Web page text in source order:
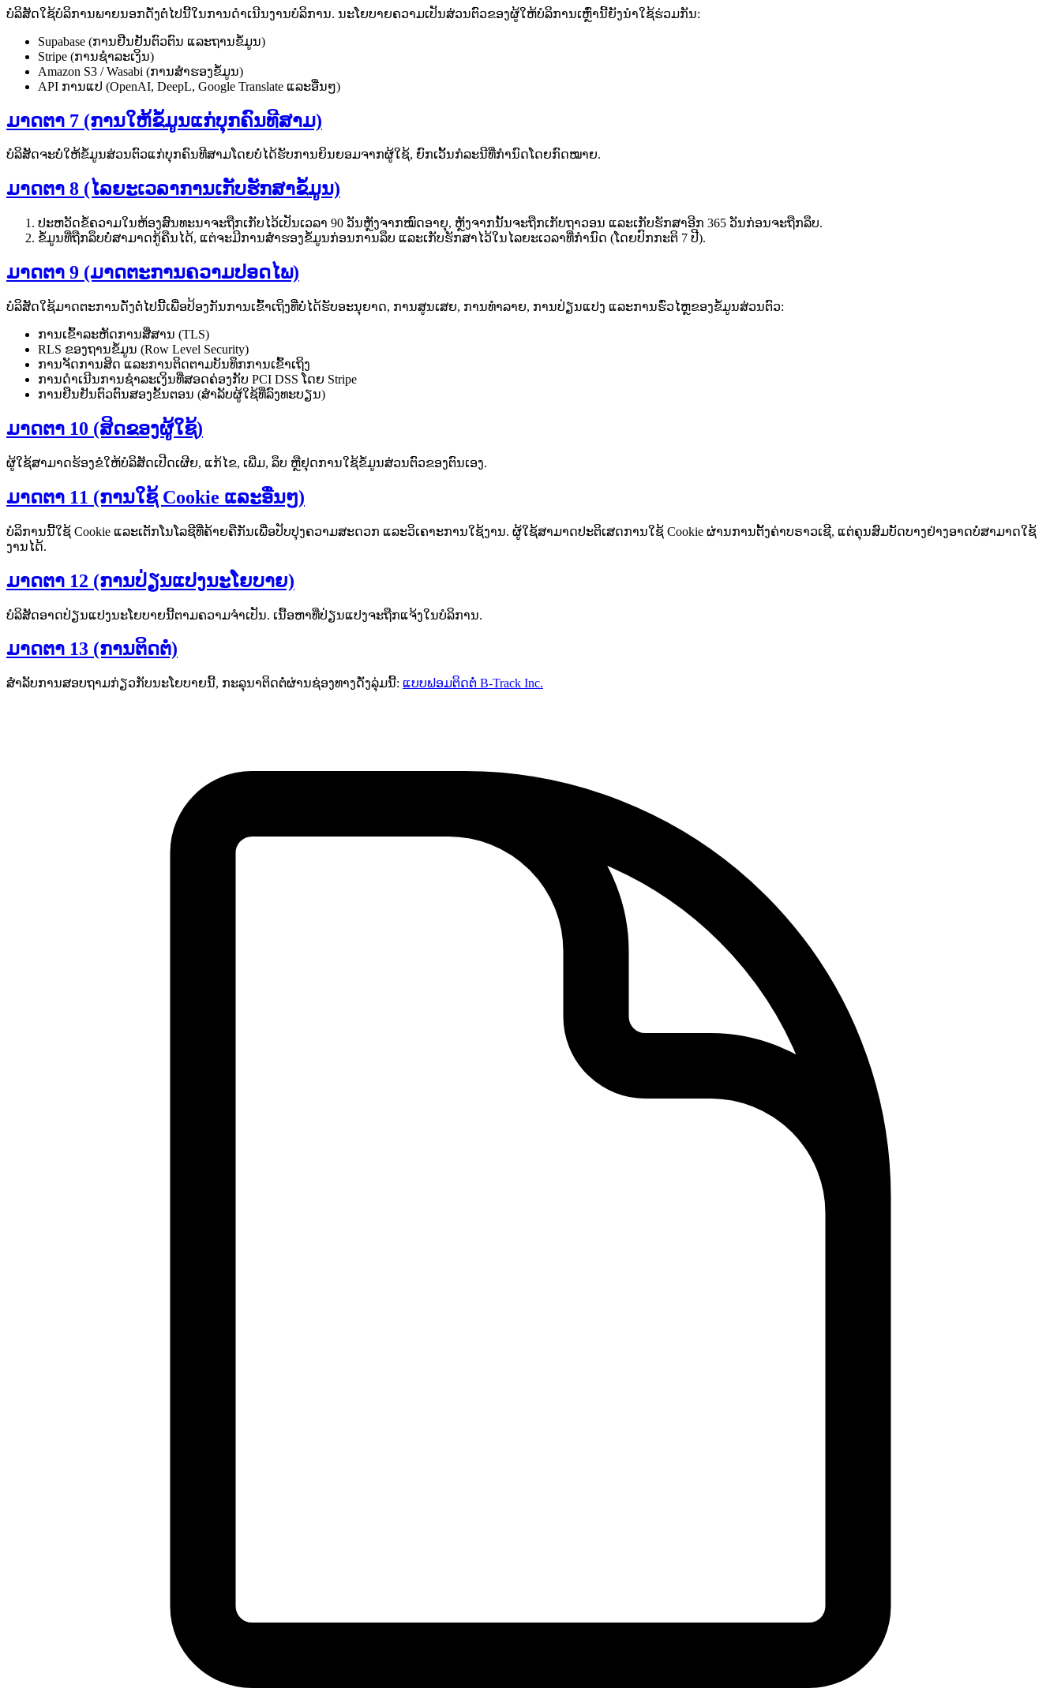
ບໍລິສັດໃຊ້ບໍລິການພາຍນອກດັ່ງຕໍ່ໄປນີ້ໃນການດຳເນີນງານບໍລິການ. ນະໂຍບາຍຄວາມເປັນສ່ວນຕົວຂອງຜູ້ໃຫ້ບໍລິການເຫຼົ່ານີ້ຍັງນຳໃຊ້ຮ່ວມກັນ:
Supabase (ການຢືນຢັນຕົວຕົນ ແລະຖານຂໍ້ມູນ)
Stripe (ການຊຳລະເງິນ)
Amazon S3 / Wasabi (ການສຳຮອງຂໍ້ມູນ)
API ການແປ (OpenAI, DeepL, Google Translate ແລະອື່ນໆ)
ມາດຕາ 7 (ການໃຫ້ຂໍ້ມູນແກ່ບຸກຄົນທີສາມ)
ບໍລິສັດຈະບໍ່ໃຫ້ຂໍ້ມູນສ່ວນຕົວແກ່ບຸກຄົນທີສາມໂດຍບໍ່ໄດ້ຮັບການຍິນຍອມຈາກຜູ້ໃຊ້, ຍົກເວັ້ນກໍລະນີທີ່ກຳນົດໂດຍກົດໝາຍ.
ມາດຕາ 8 (ໄລຍະເວລາການເກັບຮັກສາຂໍ້ມູນ)
ປະຫວັດຂໍ້ຄວາມໃນຫ້ອງສົນທະນາຈະຖືກເກັບໄວ້ເປັນເວລາ 90 ວັນຫຼັງຈາກໝົດອາຍຸ, ຫຼັງຈາກນັ້ນຈະຖືກເກັບຖາວອນ ແລະເກັບຮັກສາອີກ 365 ວັນກ່ອນຈະຖືກລຶບ.
ຂໍ້ມູນທີ່ຖືກລຶບບໍ່ສາມາດກູ້ຄືນໄດ້, ແຕ່ຈະມີການສຳຮອງຂໍ້ມູນກ່ອນການລຶບ ແລະເກັບຮັກສາໄວ້ໃນໄລຍະເວລາທີ່ກຳນົດ (ໂດຍປົກກະຕິ 7 ປີ).
ມາດຕາ 9 (ມາດຕະການຄວາມປອດໄພ)
ບໍລິສັດໃຊ້ມາດຕະການດັ່ງຕໍ່ໄປນີ້ເພື່ອປ້ອງກັນການເຂົ້າເຖິງທີ່ບໍ່ໄດ້ຮັບອະນຸຍາດ, ການສູນເສຍ, ການທຳລາຍ, ການປ່ຽນແປງ ແລະການຮົ່ວໄຫຼຂອງຂໍ້ມູນສ່ວນຕົວ:
ການເຂົ້າລະຫັດການສື່ສານ (TLS)
RLS ຂອງຖານຂໍ້ມູນ (Row Level Security)
ການຈັດການສິດ ແລະການຕິດຕາມບັນທຶກການເຂົ້າເຖິງ
ການດຳເນີນການຊຳລະເງິນທີ່ສອດຄ່ອງກັບ PCI DSS ໂດຍ Stripe
ການຢືນຢັນຕົວຕົນສອງຂັ້ນຕອນ (ສຳລັບຜູ້ໃຊ້ທີ່ລົງທະບຽນ)
ມາດຕາ 10 (ສິດຂອງຜູ້ໃຊ້)
ຜູ້ໃຊ້ສາມາດຮ້ອງຂໍໃຫ້ບໍລິສັດເປີດເຜີຍ, ແກ້ໄຂ, ເພີ່ມ, ລຶບ ຫຼືຢຸດການໃຊ້ຂໍ້ມູນສ່ວນຕົວຂອງຕົນເອງ.
ມາດຕາ 11 (ການໃຊ້ Cookie ແລະອື່ນໆ)
ບໍລິການນີ້ໃຊ້ Cookie ແລະເຕັກໂນໂລຊີທີ່ຄ້າຍຄືກັນເພື່ອປັບປຸງຄວາມສະດວກ ແລະວິເຄາະການໃຊ້ງານ. ຜູ້ໃຊ້ສາມາດປະຕິເສດການໃຊ້ Cookie ຜ່ານການຕັ້ງຄ່າບຣາວເຊີ, ແຕ່ຄຸນສົມບັດບາງຢ່າງອາດບໍ່ສາມາດໃຊ້
ງານໄດ້.
ມາດຕາ 12 (ການປ່ຽນແປງນະໂຍບາຍ)
ບໍລິສັດອາດປ່ຽນແປງນະໂຍບາຍນີ້ຕາມຄວາມຈຳເປັນ. ເນື້ອຫາທີ່ປ່ຽນແປງຈະຖືກແຈ້ງໃນບໍລິການ.
ມາດຕາ 13 (ການຕິດຕໍ່)
ສຳລັບການສອບຖາມກ່ຽວກັບນະໂຍບາຍນີ້, ກະລຸນາຕິດຕໍ່ຜ່ານຊ່ອງທາງດັ່ງລຸ່ມນີ້: ແບບຟອມຕິດຕໍ່ B-Track Inc.